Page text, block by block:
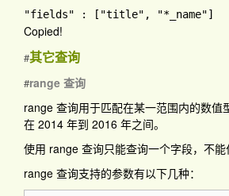
"fields" : [ "title" , "*_name"
Copied!
#其它查询
#range 查询
range 查询用于匹配在某一范围内的数
在 2014 年到 2016 年之间。
使用 range 查询只能查询一个字段，不能
range 查询支持的参数有以下几种：